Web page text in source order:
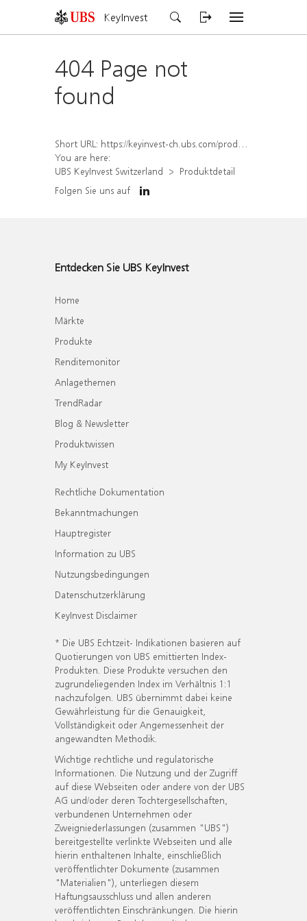
KeyInvest
404 Page not
found
Short URL: https://keyinvest-ch.ubs.com/produkt/detail/index/isin/CH1578835949
You are here:
UBS KeyInvest Switzerland
Produktdetail
Folgen Sie uns auf
Entdecken Sie UBS KeyInvest
Home
Märkte
Produkte
Renditemonitor
Anlagethemen
TrendRadar
Blog & Newsletter
Produktwissen
My KeyInvest
Rechtliche Dokumentation
Bekanntmachungen
Hauptregister
Information zu UBS
Nutzungsbedingungen
Datenschutzerklärung
KeyInvest Disclaimer
* Die UBS Echtzeit- Indikationen basieren auf
Quotierungen von UBS emittierten Index-
Produkten. Diese Produkte versuchen den
zugrundeliegenden Index im Verhältnis 1:1
nachzufolgen. UBS übernimmt dabei keine
Gewährleistung für die Genauigkeit,
Vollständigkeit oder Angemessenheit der
angewandten Methodik.
Wichtige rechtliche und regulatorische
Informationen. Die Nutzung und der Zugriff
auf diese Webseiten oder andere von der UBS
AG und/oder deren Tochtergesellschaften,
verbundenen Unternehmen oder
Zweigniederlassungen (zusammen "UBS")
bereitgestellte verlinkte Webseiten und alle
hierin enthaltenen Inhalte, einschließlich
veröffentlichter Dokumente (zusammen
"Materialien"), unterliegen diesem
Haftungsausschluss und allen anderen
veröffentlichten Einschränkungen. Die hierin